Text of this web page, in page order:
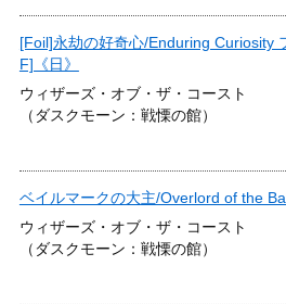
[Foil]永劫の好奇心/Enduring Curiosity
F]《日》
ウィザーズ・オブ・ザ・コースト
（ダスクモーン：戦慄の館）
ベイルマークの大主/Overlord of the
ウィザーズ・オブ・ザ・コースト
（ダスクモーン：戦慄の館）